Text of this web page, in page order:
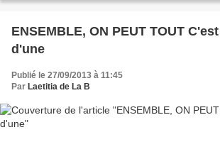
ENSEMBLE, ON PEUT TOUT
d'une
Publié le 27/09/2013 à 11:45
Par Laetitia de La B